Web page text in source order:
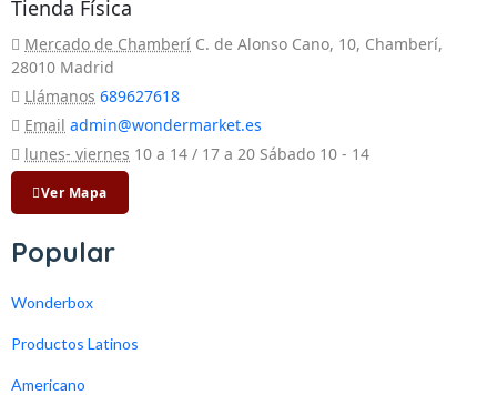
Tienda Física
Mercado de Chamberí C. de Alonso Cano, 10, Chamberí,
28010 Madrid
Llámanos 689627618
Email admin@wondermarket.es
lunes- viernes 10 a 14 / 17 a 20 Sábado 10 - 14
Ver Mapa
Popular
Wonderbox
Productos Latinos
Americano